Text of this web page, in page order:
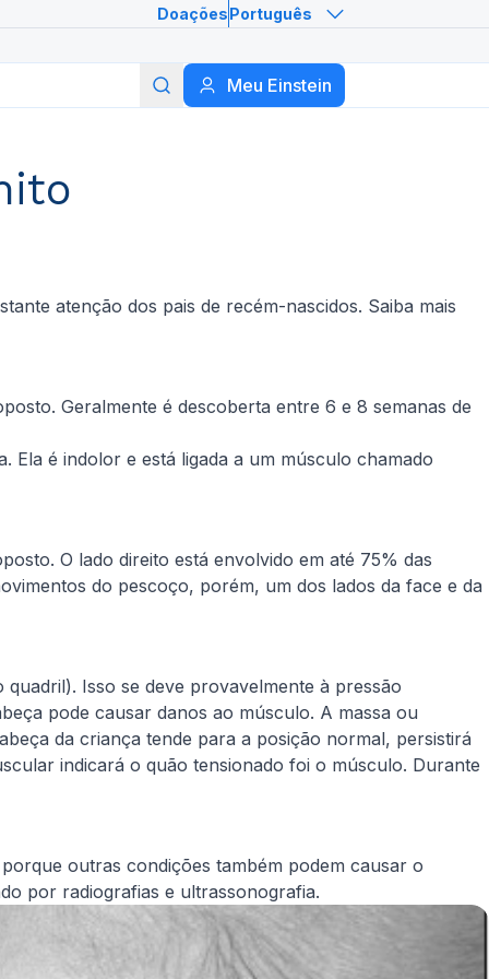
DoaçõesPortuguês
Meu Einstein
Buscar
atenção dos pais de recém-nascidos. Saiba mais
Geralmente é descoberta entre 6 e 8 semanas de
Ela é indolor e está ligada a um músculo chamado
O lado direito está envolvido em até 75% das
do pescoço, porém, um dos lados da face e da
Isso se deve provavelmente à pressão
pode causar danos ao músculo. A massa ou
da criança tende para a posição normal, persistirá
indicará o quão tensionado foi o músculo. Durante
outras condições também podem causar o
por radiografias e ultrassonografia.